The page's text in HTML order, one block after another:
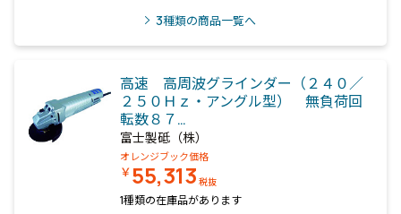
3種類の商品一覧へ
高速 高周波グラインダー（２４０／
２５０Ｈｚ・アングル型） 無負荷回
転数８７…
富士製砥（株）
オレンジブック価格
￥55,313 税抜
1種類の在庫品があります